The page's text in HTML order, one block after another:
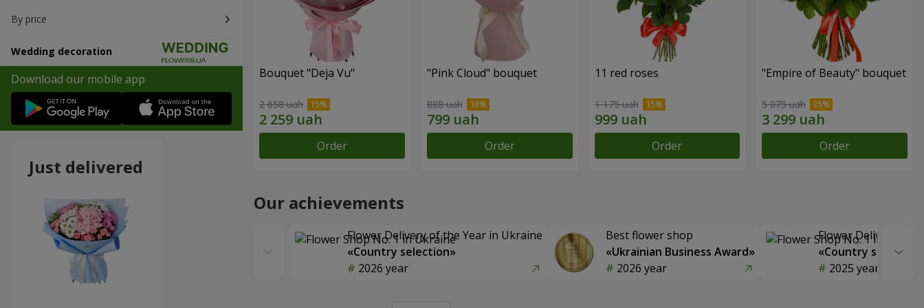
By price
Wedding decoration
Download our mobile app Bouquet "Deja Vu"
2 658 uah
Order
"Pink Cloud" bouquet
888 uah
Order
11 red roses
1 175 uah
Order
"Empire of Beauty" bouquet
5 075 uah
Order
Our achievements
Flower Delivery of the Year in Ukraine
«Country selection»
2026 year
Best flower shop
«Ukrainian Business Award»
2026 year
Flower Delivery of
«Country
2025 year
Just delivered